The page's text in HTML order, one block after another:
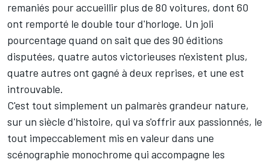
remaniés pour accueillir plus de 80 voitures, dont 60
ont remporté le double tour d'horloge. Un joli
pourcentage quand on sait que des 90 éditions
disputées, quatre autos victorieuses n'existent plus,
quatre autres ont gagné à deux reprises, et une est
introuvable.
C'est tout simplement un palmarès grandeur nature,
sur un siècle d'histoire, qui va s'offrir aux passionnés, le
tout impeccablement mis en valeur dans une
scénographie monochrome qui accompagne les